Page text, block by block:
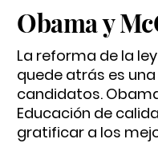
Obama y
La reforma de la
quede atrás es
candidatos.
Educación de
gratificar a los